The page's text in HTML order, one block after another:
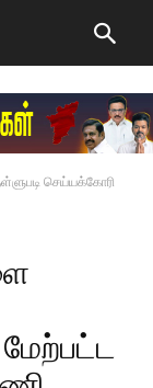
செய்யக்கோரி